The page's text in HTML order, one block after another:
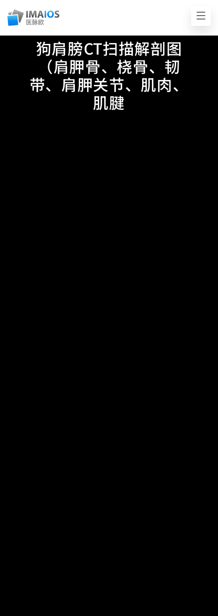
狗肩膀CT扫描解剖图
（肩胛骨、桡骨、韧
带、肩胛关节、肌肉、
肌腱